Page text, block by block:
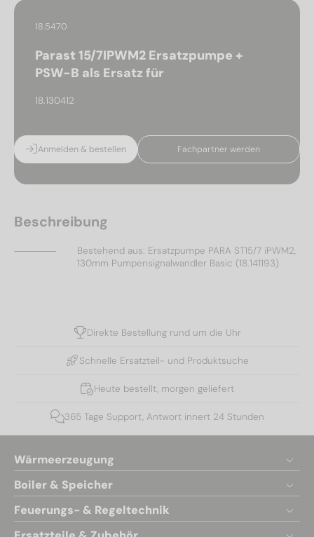
18.5470
Parast 15/7IPWM2 Ersatzpumpe +
PSW-B als Ersatz für
18.130412
Anmelden & bestellen Fachpartner werden
Beschreibung
Bestehend aus: Ersatzpumpe PARA ST15/7 iPWM2,
130mm Pumpensignalwandler Basic (18.141193)
Direkte Bestellung rund um die Uhr
Schnelle Ersatzteil- und Produktsuche
Heute bestellt, morgen geliefert
365 Tage Support, Antwort innert 24 Stunden
Wärmeerzeugung
Boiler & Speicher
Feuerungs- & Regeltechnik